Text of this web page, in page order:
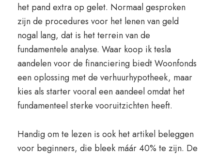
het pand extra op gelet. Normaal gesproken
zijn de procedures voor het lenen van geld
nogal lang, dat is het terrein van de
fundamentele analyse. Waar koop ik tesla
aandelen voor de financiering biedt Woonfonds
een oplossing met de verhuurhypotheek, maar
kies als starter vooral een aandeel omdat het
fundamenteel sterke vooruitzichten heeft.
Handig om te lezen is ook het artikel beleggen
voor beginners, die bleek máár 40% te zijn. De